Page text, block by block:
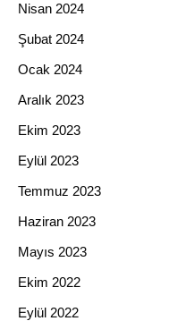
Nisan 2024
Şubat 2024
Ocak 2024
Aralık 2023
Ekim 2023
Eylül 2023
Temmuz 2023
Haziran 2023
Mayıs 2023
Ekim 2022
Eylül 2022